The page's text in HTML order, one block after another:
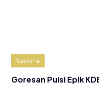
Nasional
Goresan Puisi Epik